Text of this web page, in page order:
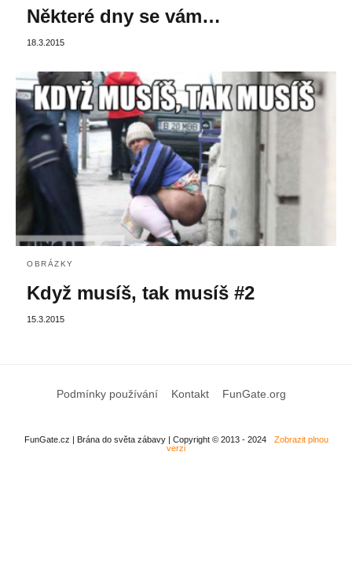
Některé dny se vám…
18.3.2015
OBRÁZKY
Když musíš, tak musíš #2
15.3.2015
Podmínky používání Kontakt FunGate.org
FunGate.cz | Brána do světa zábavy | Copyright © 2013 - 2024
Zobrazit plnou
verzi